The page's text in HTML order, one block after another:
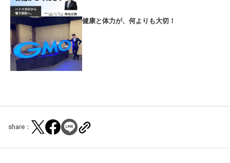
健康と体力が、何よりも大切！
share：